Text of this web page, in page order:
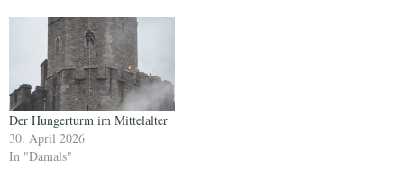
Der Hungerturm im Mittelalter
30. April 2026
In "Damals"